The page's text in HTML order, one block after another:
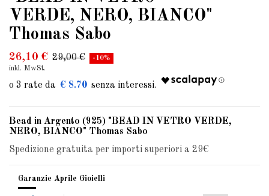
VERDE, NERO, BIANCO"
Thomas Sabo
26,10 € 29,00 € -10%
inkl. MwSt.
€ 8.70
Bead in Argento (925) "BEAD IN VETRO VERDE,
NERO, BIANCO" Thomas Sabo
Spedizione gratuita per importi superiori a 29€
Garanzie Aprile Gioielli